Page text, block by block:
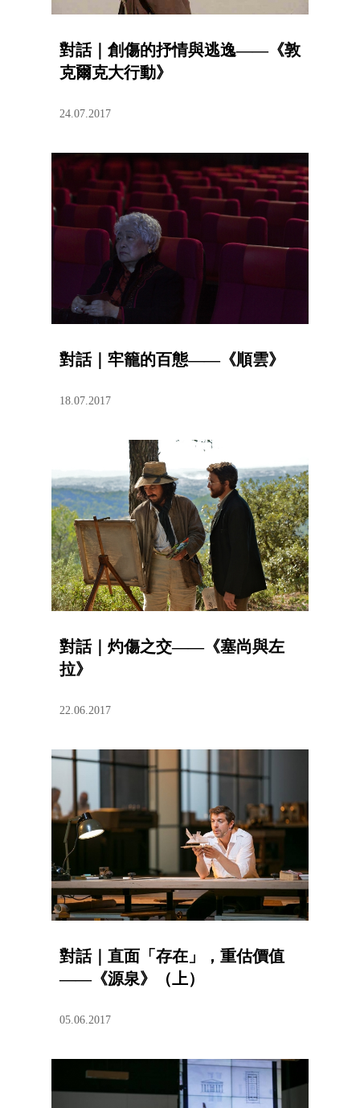
對話｜創傷的抒情與逃逸——《敦
克爾克大行動》
24.07.2017
對話｜牢籠的百態——《順雲》
18.07.2017
對話｜灼傷之交——《塞尚與左
拉》
22.06.2017
對話｜直面「存在」，重估價值
——《源泉》（上）
05.06.2017